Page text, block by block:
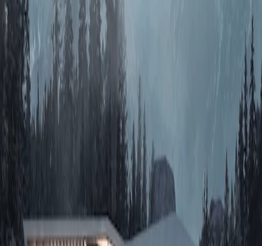
AI创作
关于我们
知末协议
品牌来源
关于我们
联系我们
加入我们
常见问题
上传要求
下载问题
本网站内容由用户自行上传，如权利人发现存在误传其
他作品情形，请及时与本站联系。